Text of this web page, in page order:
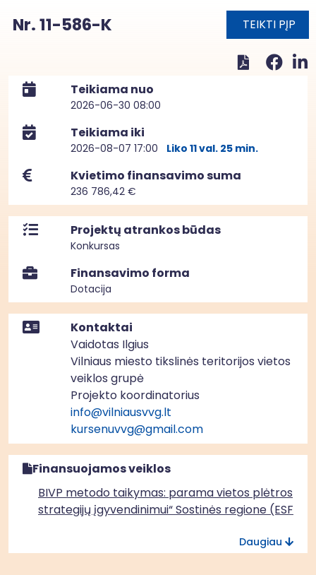
Nr. 11-586-K TEIKTI PĮP
Teikiama nuo
2026-06-30 08:00
Teikiama iki
2026-08-07 17:00 Liko 11 val. 25 min.
Kvietimo finansavimo suma
236 786,42 €
Projektų atrankos būdas
Konkursas
Finansavimo forma
Dotacija
Kontaktai
Vaidotas Ilgius
Vilniaus miesto tikslinės teritorijos vietos
veiklos grupė
Projekto koordinatorius
info@vilniausvvg.lt
kursenuvvg@gmail.com
Finansuojamos veiklos
BIVP metodo taikymas: parama vietos plėtros
strategijų įgyvendinimui“ Sostinės regione (ESF+)
Daugiau